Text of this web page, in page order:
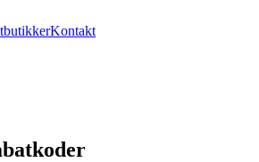
Kontakt